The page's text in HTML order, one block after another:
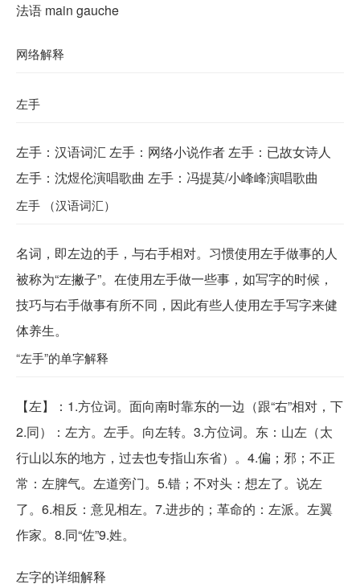
法语 main gauche
网络解释
左手
左手：汉语词汇 左手：网络小说作者 左手：已故女诗人
左手：沈煜伦演唱歌曲 左手：冯提莫/小峰峰演唱歌曲
左手 （汉语词汇）
名词，即左边的手，与右手相对。习惯使用左手做事的人
被称为“左撇子”。在使用左手做一些事，如写字的时候，
技巧与右手做事有所不同，因此有些人使用左手写字来健
体养生。
“左手”的单字解释
【左】：1.方位词。面向南时靠东的一边（跟“右”相对，下
2.同）：左方。左手。向左转。3.方位词。东：山左（太
行山以东的地方，过去也专指山东省）。4.偏；邪；不正
常：左脾气。左道旁门。5.错；不对头：想左了。说左
了。6.相反：意见相左。7.进步的；革命的：左派。左翼
作家。8.同“佐”9.姓。
左字的详细解释